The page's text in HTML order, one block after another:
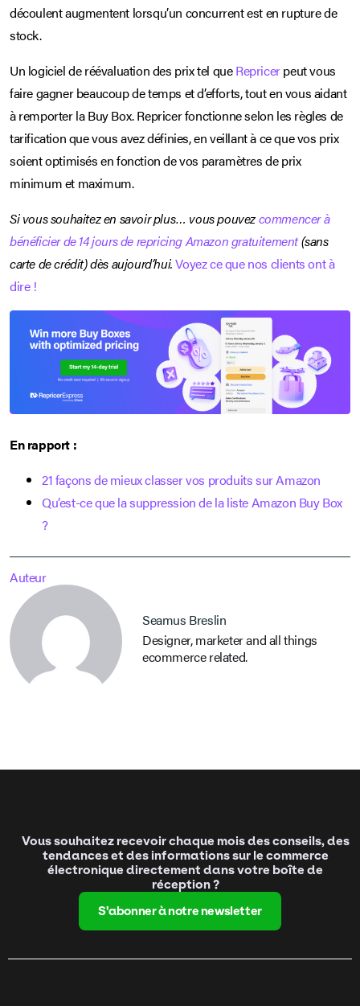
découlent augmentent lorsqu’un concurrent est en rupture de
stock.
Un logiciel de réévaluation des prix tel queRepricerpeut vous
faire gagner beaucoup de temps et d’efforts, tout en vous aidant
à remporter la Buy Box. Repricer fonctionne selon les règles de
tarification que vous avez définies, en veillant à ce que vos prix
soient optimisés en fonction de vos paramètres de prix
minimum et maximum.
Si vous souhaitez en savoir plus… vous pouvezcommencer à
bénéficier de 14 jours de repricing Amazon gratuitement(sans
carte de crédit) dès aujourd’hui.Voyez ce que nos clients ont à
dire !
En rapport :
21 façons de mieux classer vos produits sur Amazon
Qu’est-ce que la suppression de la liste Amazon Buy Box
?
Auteur
Seamus Breslin
Designer, marketer and all things
ecommerce related.
Vous souhaitez recevoir chaque mois des conseils, des
tendances et des informations sur le commerce
électronique directement dans votre boîte de
réception ?
S'abonner à notre newsletter